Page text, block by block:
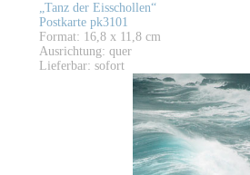
„Tanz der Eisschollen“
Postkarte pk3101
Format: 16,8 x 11,8 cm
Ausrichtung: quer
Lieferbar: sofort